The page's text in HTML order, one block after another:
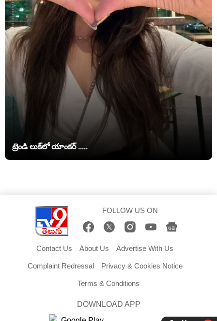
ట్రెండి లుక్‌లో యాంకర్ .....
FOLLOW US ON
Contact Us About Us Advertise With Us
Complaint Redressal Privacy & Cookies Notice
Terms & Conditions
DOWNLOAD APP